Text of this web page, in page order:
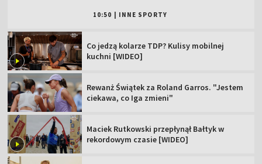
10:50 INNE SPORTY
Co jedzą kolarze TDP? Kulisy mobilnej
kuchni [WIDEO]
Rewanż Świątek za Roland Garros. "Jestem
ciekawa, co Iga zmieni"
Maciek Rutkowski przepłynął Bałtyk w
rekordowym czasie [WIDEO]